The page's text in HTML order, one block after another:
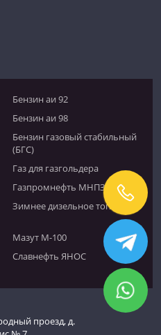
Бензин аи 92
Бензин аи 98
Бензин газовый стабильный
(БГС)
Газ для газгольдера
Газпромнефть МНПЗ
Зимнее дизельное топливо
Мазут М-100
Славнефть ЯНОС
проезд, д.